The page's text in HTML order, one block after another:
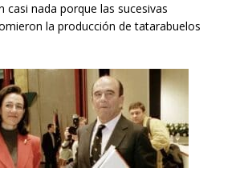
casi nada porque las sucesivas
la producción de tatarabuelos